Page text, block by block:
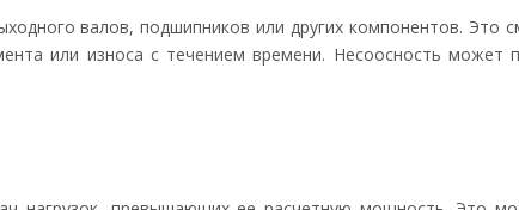
валов, подшипников или других компонентов. Это
или износа с течением времени. Несоосность может